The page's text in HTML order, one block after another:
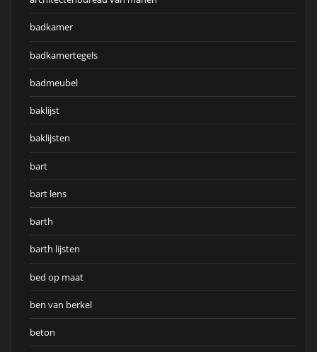
badkamer
badkamertegels
badmeubel
baklijst
baklijsten
bart
bart lens
barth
barth lijsten
bed op maat
ben van berkel
beton